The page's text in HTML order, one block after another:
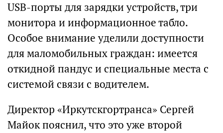
USB-порты для зарядки устройств, три
монитора и информационное табло.
Особое внимание уделили доступности
для маломобильных граждан: имеется
откидной пандус и специальные места с
системой связи с водителем.
Директор «Иркутскгортранса» Сергей
Майок пояснил, что это уже второй